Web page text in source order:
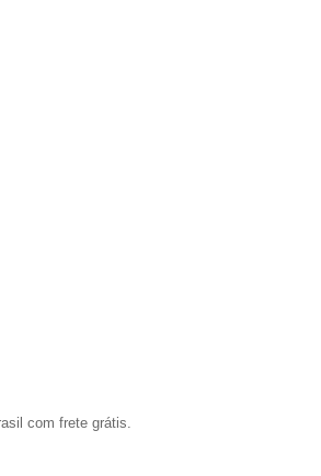
com frete grátis.